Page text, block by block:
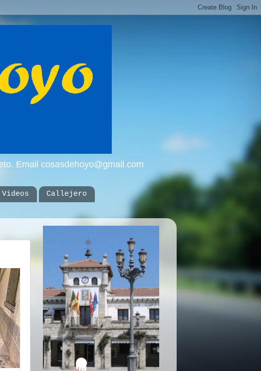
Email cosasdehoyo@gmail.com
Videos
Callejero